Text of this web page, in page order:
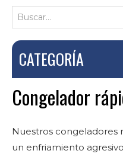
CATEGORÍA
Congelador
Nuestros congeladores
un enfriamiento